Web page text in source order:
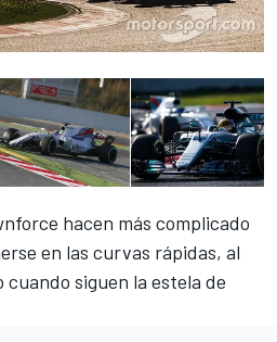
hacen más complicado
en las curvas rápidas, al
siguen la estela de